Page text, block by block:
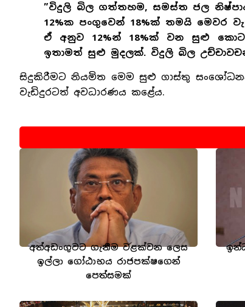
”විදුලි බිල ගත්තහම, සමස්ත ජල
12%ක පංගුවෙන් 18%ක් තමයි මෙවර
ඒ අනුව 12%න් 18%ක් වන සුළු
ඉතාමත් සුළු මුදලක්. විදුලි බිල
සිදුකිරීමට නියමිත මෙම සුළු ගාස්තු
වැඩිදුරටත් අවධාරණය කළේය.
අත්අඩංගුවට ගැනීම වළක්වන ලෙස
ඉල්ලා ගෝඨාභය රාජපක්ෂගෙන්
පෙත්සමක්